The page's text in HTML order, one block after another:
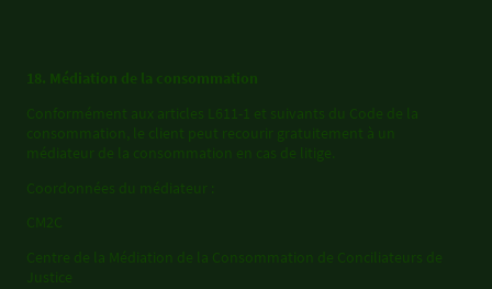
18. Médiation de la consommation
Conformément aux articles L611-1 et suivants du Code de la
consommation, le client peut recourir gratuitement à un
médiateur de la consommation en cas de litige.
Coordonnées du médiateur :
CM2C
Centre de la Médiation de la Consommation de Conciliateurs de
Justice